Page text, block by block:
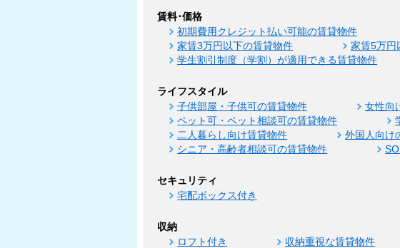
賃料･価格
初期費用クレジット払い可能の賃貸物件
家賃3万円以下の賃貸物件
家賃5万円
学生割引制度（学割）が適用できる賃貸物件
ライフスタイル
子供部屋・子供可の賃貸物件 女性向
ペット可・ペット相談可の賃貸物件
二人暮らし向け賃貸物件
外国人向け
シニア・高齢者相談可の賃貸物件
セキュリティ
宅配ボックス付き
収納
ロフト付き 収納重視な賃貸物件